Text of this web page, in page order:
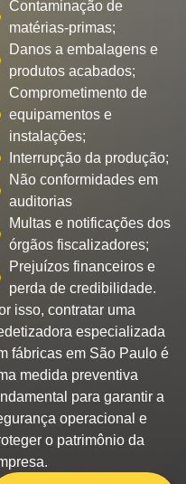
Contaminação de
matérias-primas;
Danos a embalagens e
produtos acabados;
Comprometimento de
equipamentos e
instalações;
Interrupção da produção;
Não conformidades em
auditorias
Multas e notificações dos
órgãos fiscalizadores;
Prejuízos financeiros e
perda de credibilidade.
isso, contratar uma
especializada
fábricas em São Paulo é
medida preventiva
para garantir a
operacional e
o patrimônio da